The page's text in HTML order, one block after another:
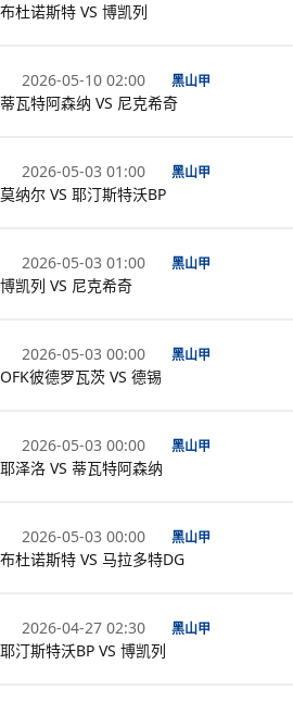
布杜诺斯特 VS 博凯列
2026-05-10 02:00 黑山甲
蒂瓦特阿森纳 VS 尼克希奇
2026-05-03 01:00 黑山甲
莫纳尔 VS 耶汀斯特沃BP
2026-05-03 01:00 黑山甲
博凯列 VS 尼克希奇
2026-05-03 00:00 黑山甲
OFK彼德罗瓦茨 VS 德锡
2026-05-03 00:00 黑山甲
耶泽洛 VS 蒂瓦特阿森纳
2026-05-03 00:00 黑山甲
布杜诺斯特 VS 马拉多特DG
2026-04-27 02:30 黑山甲
耶汀斯特沃BP VS 博凯列